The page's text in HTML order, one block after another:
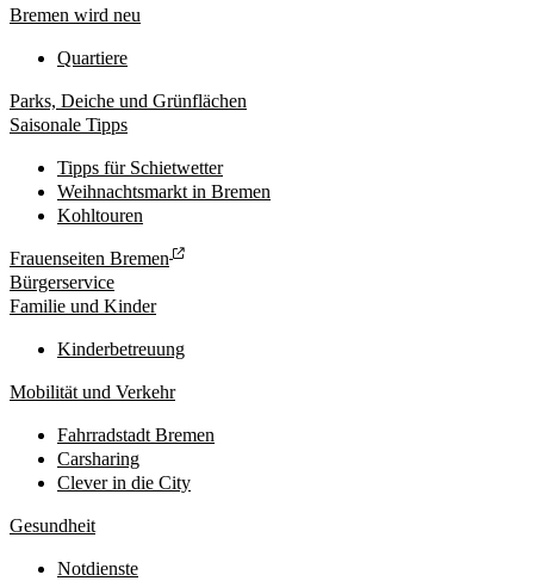
Bremen wird neu
Quartiere
Parks, Deiche und Grünflächen
Saisonale Tipps
Tipps für Schietwetter
Weihnachtsmarkt in Bremen
Kohltouren
Frauenseiten Bremen
Bürgerservice
Familie und Kinder
Kinderbetreuung
Mobilität und Verkehr
Fahrradstadt Bremen
Carsharing
Clever in die City
Gesundheit
Notdienste